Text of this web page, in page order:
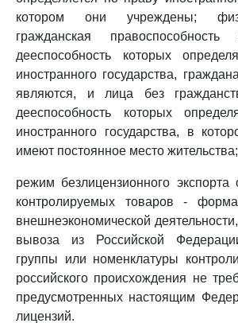
котором они учреждены;
гражданская
дееспособность которых
иностранного государства,
являются, и лица без
дееспособность которых
иностранного государства, в
имеют постоянное место жительства;
режим безлицензионного экспорта
контролируемых товаров -
внешнеэкономической
вывоза из Российской
группы или номенклатуры
российского происхождения не
предусмотренных настоящим
лицензий.